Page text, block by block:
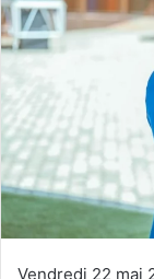
Vendredi 22 mai